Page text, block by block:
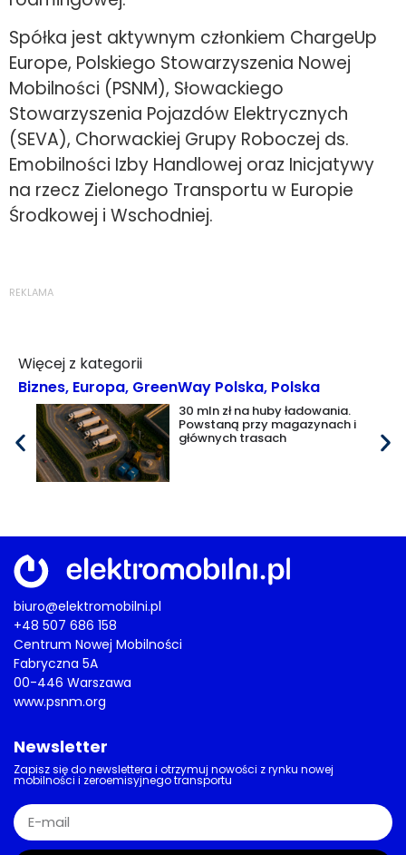
Spółka jest aktywnym członkiem ChargeUp
Europe, Polskiego Stowarzyszenia Nowej
Mobilności (PSNM), Słowackiego
Stowarzyszenia Pojazdów Elektrycznych
(SEVA), Chorwackiej Grupy Roboczej ds.
Emobilności Izby Handlowej oraz Inicjatywy
na rzecz Zielonego Transportu w Europie
Środkowej i Wschodniej.
REKLAMA
Więcej z kategorii
Biznes, Europa, GreenWay Polska, Polska
30 mln zł na huby ładowania.
Powstaną przy magazynach i
głównych trasach
biuro@elektromobilni.pl
+48 507 686 158
Centrum Nowej Mobilności
Fabryczna 5A
00-446 Warszawa
www.psnm.org
Newsletter
Zapisz się do newslettera i otrzymuj nowości z rynku nowej
mobilności i zeroemisyjnego transportu